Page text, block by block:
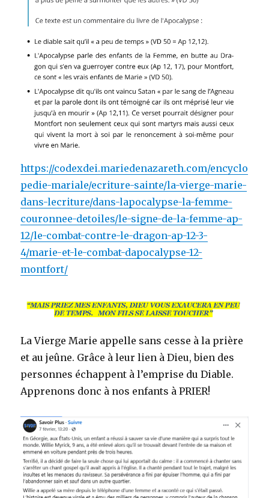
https://codexdei.mariedenazareth.com/encyclo
pedie-mariale/ecriture-sainte/la-vierge-marie-
dans-lecriture/dans-lapocalypse-la-femme-
couronnee-detoiles/le-signe-de-la-femme-ap-
12/le-combat-contre-le-dragon-ap-12-3-
4/marie-et-le-combat-dapocalypse-12-
montfort/
La Vierge Marie appelle sans cesse à la prière
et au jeûne. Grâce à leur lien à Dieu, bien des
personnes échappent à l’emprise du Diable.
Apprenons donc à nos enfants à PRIER!